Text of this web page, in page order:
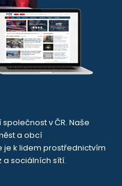
v ČR. Naše
a obcí
je k lidem prostřednictvím
a sociálních sítí.